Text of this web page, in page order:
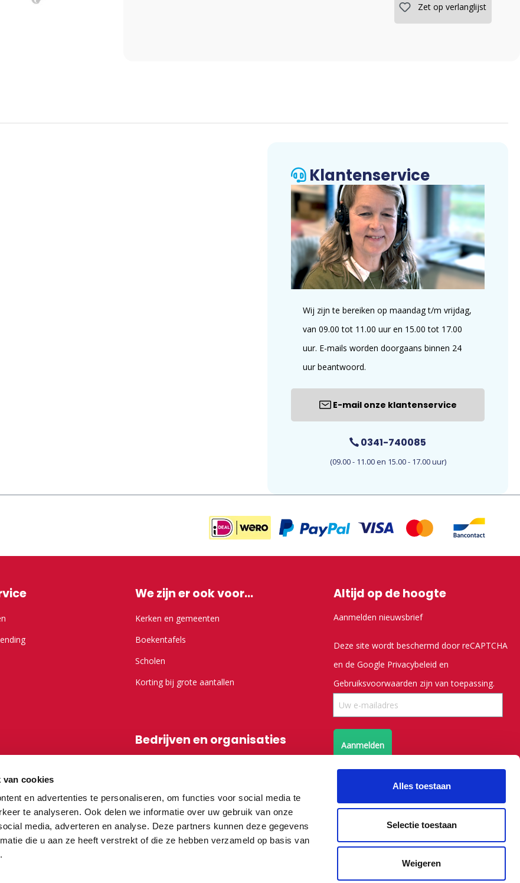
van cookies
en advertenties te personaliseren, om functies voor social media te
te analyseren. Ook delen we informatie over uw gebruik van onze
media, adverteren en analyse. Deze partners kunnen deze gegevens
die u aan ze heeft verstrekt of die ze hebben verzameld op basis van
Alles toestaan
Selectie toestaan
Weigeren
Zet op verlanglijst
Klantenservice
Wij zijn te bereiken op maandag t/m vrijdag,
van 09.00 tot 11.00 uur en 15.00 tot 17.00
uur. E-mails worden doorgaans binnen 24
uur beantwoord.
E-mail onze klantenservice
0341-740085
(09.00 - 11.00 en 15.00 - 17.00 uur)
We zijn er ook voor...
Kerken en gemeenten
Boekentafels
Scholen
Korting bij grote aantallen
Bedrijven en organisaties
Altijd op de hoogte
Aanmelden nieuwsbrief
Deze site wordt beschermd door reCAPTCHA
en de Google Privacybeleid en
Gebruiksvoorwaarden zijn van toepassing.
Aanmelden
Volg ons op X
Volg ons op facebook